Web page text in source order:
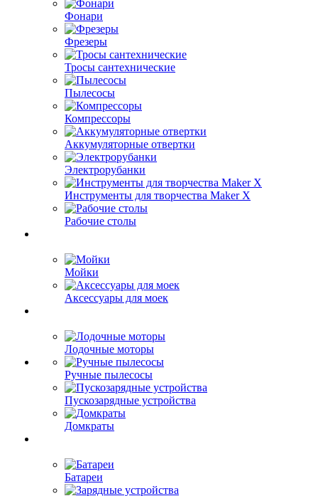
Фонари
Фрезеры
Тросы сантехнические
Пылесосы
Компрессоры
Аккумуляторные отвертки
Электрорубанки
Инструменты для творчества Maker X
Рабочие столы
Мойки
Аксессуары для моек
Лодочные моторы
Ручные пылесосы
Пускозарядные устройства
Домкраты
Батареи